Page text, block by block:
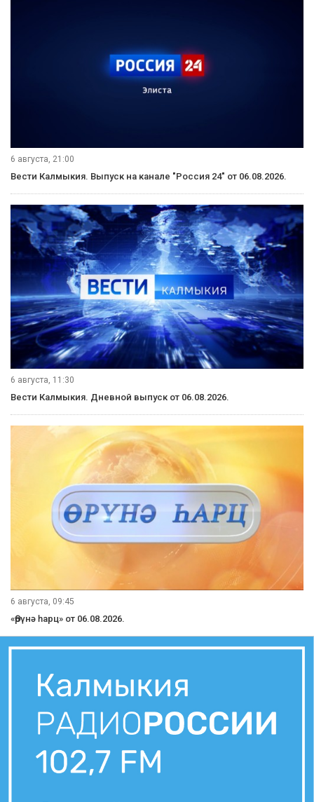
6 августа, 21:00
Вести Калмыкия. Выпуск на канале "Россия 24" от 06.08.2026.
6 августа, 11:30
Вести Калмыкия. Дневной выпуск от 06.08.2026.
6 августа, 09:45
«Өрүнә һарц» от 06.08.2026.